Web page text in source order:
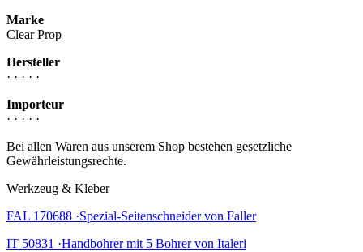
Marke
Clear Prop
Hersteller
· · · · ·
Importeur
· · · · ·
Bei allen Waren aus unserem Shop bestehen gesetzliche
Gewährleistungsrechte.
Werkzeug & Kleber
FAL 170688 ·Spezial-Seitenschneider von Faller
IT 50831 ·Handbohrer mit 5 Bohrer von Italeri